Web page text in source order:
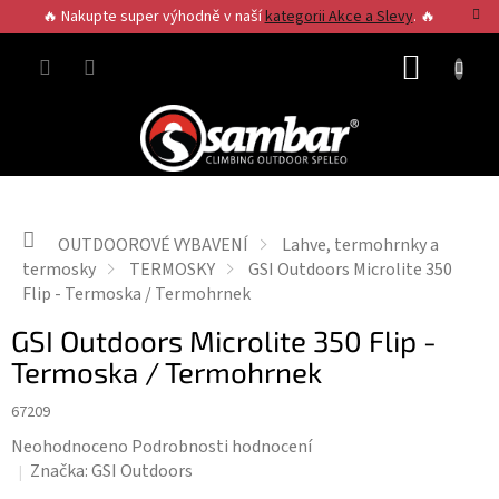
na
obsah
🔥 Nakupte super výhodně v našíkategorii Akce a Slevy. 🔥
Domů
OUTDOOROVÉ VYBAVENÍ
Lahve, termohrnky a
termosky
TERMOSKY
GSI Outdoors Microlite 350
Flip - Termoska / Termohrnek
GSI Outdoors Microlite 350 Flip -
Termoska / Termohrnek
67209
Průměrné
hodnocení
Neohodnoceno Podrobnosti hodnocení
Značka:GSI Outdoors